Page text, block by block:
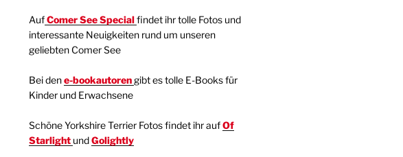
AufComer See Specialfindet ihr tolle Fotos und
interessante Neuigkeiten rund um unseren
geliebten Comer See
Bei den e-bookautoren gibt es tolle E-Books für
Kinder und Erwachsene
Schöne Yorkshire Terrier Fotos findet ihr aufOf
Starlight undGolightly